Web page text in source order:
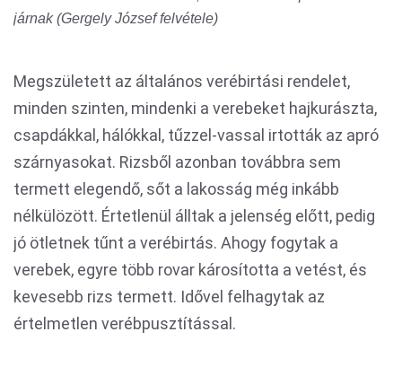
járnak (Gergely József felvétele)
Megszületett az általános verébirtási rendelet,
minden szinten, mindenki a verebeket hajkurászta,
csapdákkal, hálókkal, tűzzel-vassal irtották az apró
szárnyasokat. Rizsből azonban továbbra sem
termett elegendő, sőt a lakosság még inkább
nélkülözött. Értetlenül álltak a jelenség előtt, pedig
jó ötletnek tűnt a verébirtás. Ahogy fogytak a
verebek, egyre több rovar károsította a vetést, és
kevesebb rizs termett. Idővel felhagytak az
értelmetlen verébpusztítással.